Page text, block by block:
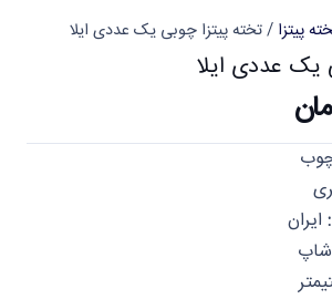
پیتزا / تخته پیتزا چوبی یک عددی ایلا
یک عددی ایلا
ایران